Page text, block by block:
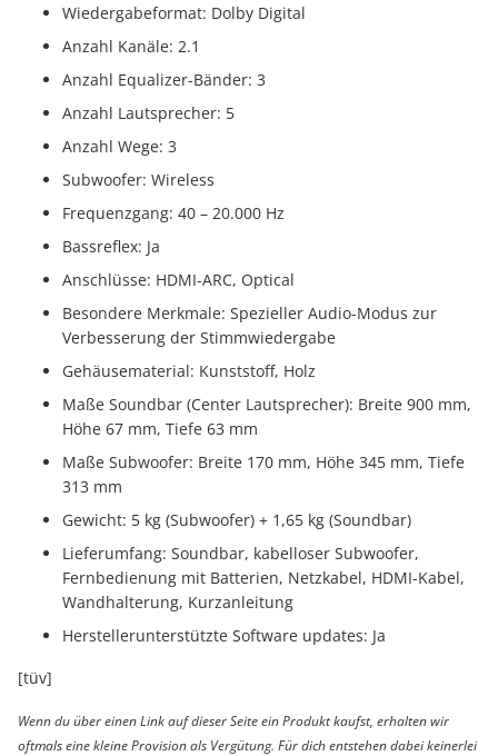
Wiedergabeformat: Dolby Digital
Anzahl Kanäle: 2.1
Anzahl Equalizer-Bänder: 3
Anzahl Lautsprecher: 5
Anzahl Wege: 3
Subwoofer: Wireless
Frequenzgang: 40 – 20.000 Hz
Bassreflex: Ja
Anschlüsse: HDMI-ARC, Optical
Besondere Merkmale: Spezieller Audio-Modus zur
Verbesserung der Stimmwiedergabe
Gehäusematerial: Kunststoff, Holz
Maße Soundbar (Center Lautsprecher): Breite 900 mm,
Höhe 67 mm, Tiefe 63 mm
Maße Subwoofer: Breite 170 mm, Höhe 345 mm, Tiefe
313 mm
Gewicht: 5 kg (Subwoofer) + 1,65 kg (Soundbar)
Lieferumfang: Soundbar, kabelloser Subwoofer,
Fernbedienung mit Batterien, Netzkabel, HDMI-Kabel,
Wandhalterung, Kurzanleitung
Herstellerunterstützte Software updates: Ja
[tüv]
Wenn du über einen Link auf dieser Seite ein Produkt kaufst, erhalten wir
oftmals eine kleine Provision als Vergütung. Für dich entstehen dabei keinerlei